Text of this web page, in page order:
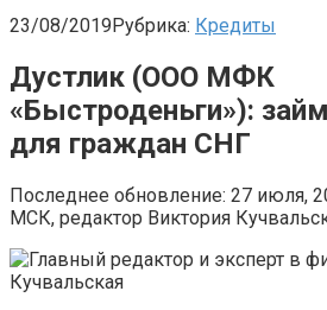
23/08/2019Рубрика: Кредиты
Дустлик (ООО МФК
«Быстроденьги»):
для граждан СНГ
Последнее обновление: 27 июля,
МСК, редактор Виктория